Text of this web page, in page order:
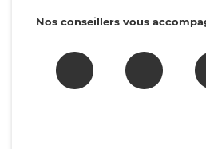
Nos conseillers vous